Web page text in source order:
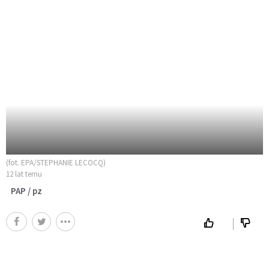
(fot. EPA/STEPHANIE LECOCQ)
12 lat temu
PAP / pz